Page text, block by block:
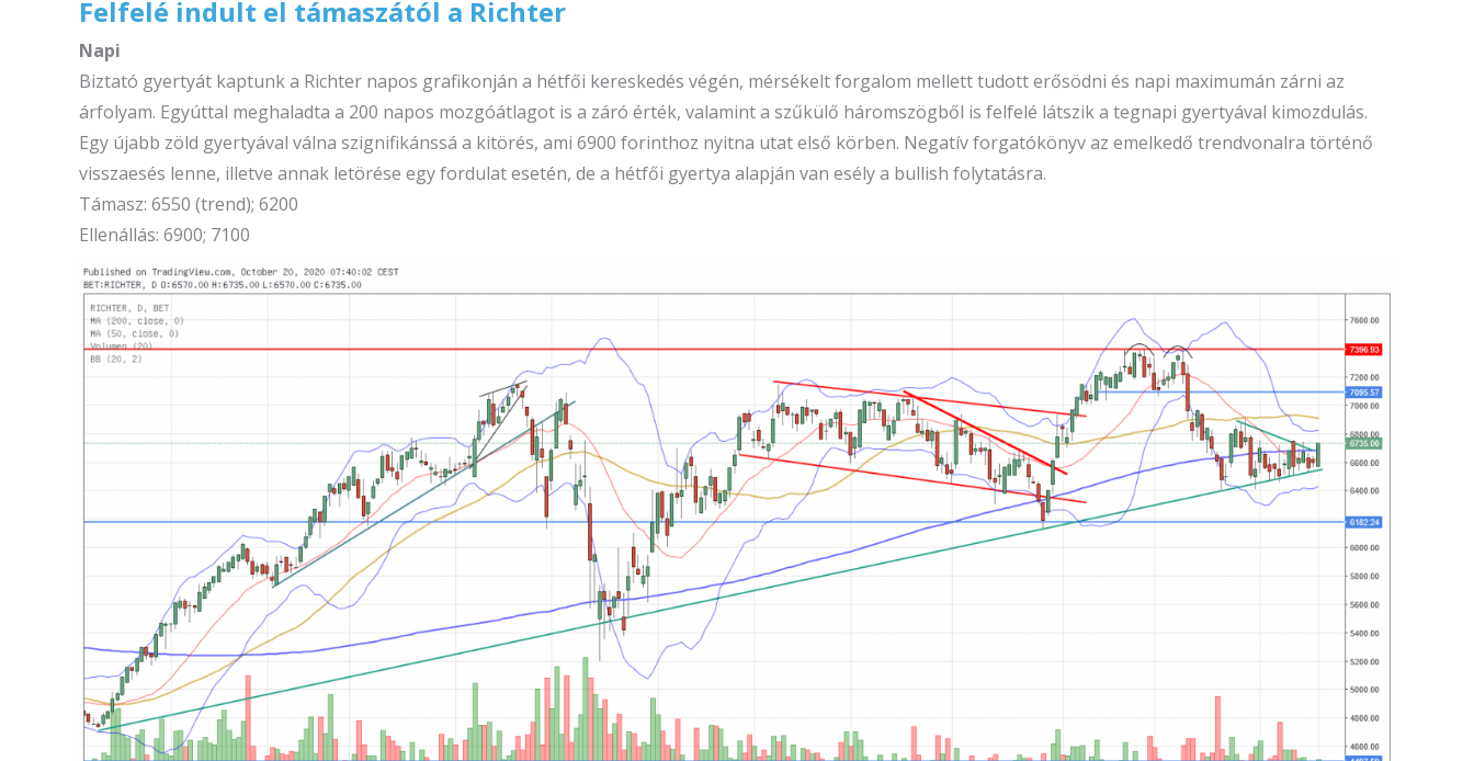
Felfelé indult el támaszától a Richter
Napi
Biztató gyertyát kaptunk a Richter napos grafikonján a hétfői kereskedés végén, mérsékelt forgalom mellett tudott erősödni és napi maximumán zárni az
árfolyam. Egyúttal meghaladta a 200 napos mozgóátlagot is a záró érték, valamint a szűkülő háromszögből is felfelé látszik a tegnapi gyertyával kimozdulás.
Egy újabb zöld gyertyával válna szignifikánssá a kitörés, ami 6900 forinthoz nyitna utat első körben. Negatív forgatókönyv az emelkedő trendvonalra történő
visszaesés lenne, illetve annak letörése egy fordulat esetén, de a hétfői gyertya alapján van esély a bullish folytatásra.
Támasz: 6550 (trend); 6200
Ellenállás: 6900; 7100